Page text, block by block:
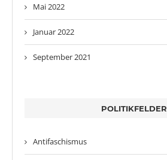
Mai 2022
Januar 2022
September 2021
POLITIKFELDER
Antifaschismus